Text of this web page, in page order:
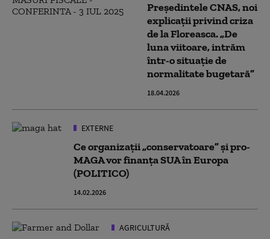
Președintele CNAS, noi
explicații privind criza
de la Floreasca. „De
luna viitoare, intrăm
într-o situație de
normalitate bugetară”
18.04.2026
EXTERNE
Ce organizații „conservatoare” și pro-
MAGA vor finanța SUA în Europa
(POLITICO)
14.02.2026
AGRICULTURĂ